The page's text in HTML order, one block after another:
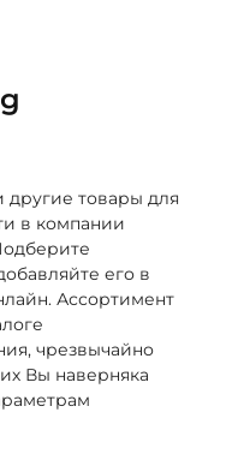
товары для
в компании
его в
Ассортимент
чрезвычайно
Вы наверняка